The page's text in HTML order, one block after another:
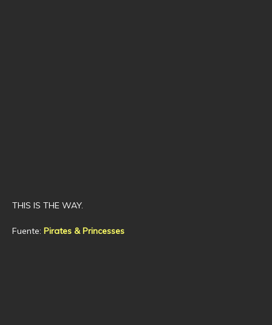
THIS IS THE WAY.
Fuente: Pirates & Princesses